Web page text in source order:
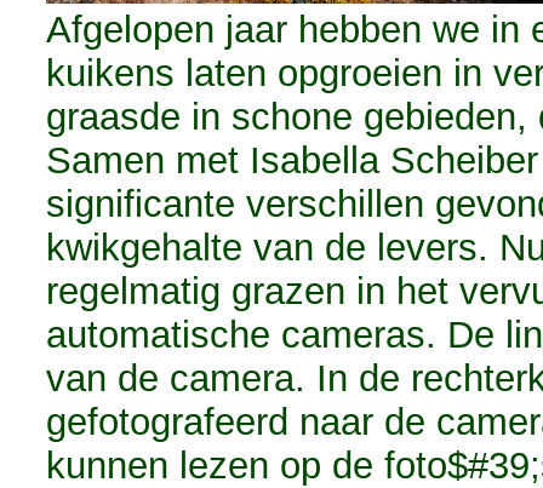
Afgelopen jaar hebben we in
kuikens laten opgroeien in
graasde in schone
Samen met Isabella
significante verschillen
kwikgehalte van de levers.
regelmatig grazen in het
automatische cameras. De
van de camera. In de
gefotografeerd naar de
kunnen lezen op de